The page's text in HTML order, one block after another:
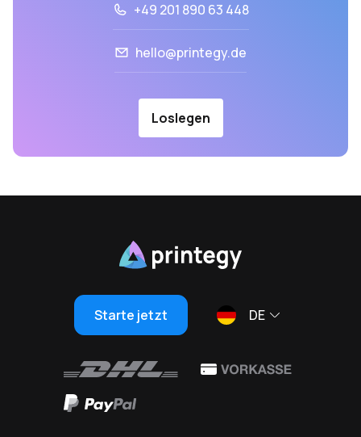
+49 201 890 63 448
hello@printegy.de
Loslegen
Starte jetzt DE